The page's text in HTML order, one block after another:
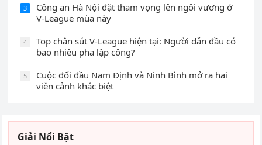
3
Công an Hà Nội đặt tham vọng lên ngôi vương ở
V-League mùa này
4
Top chân sút V-League hiện tại: Người dẫn đầu có
bao nhiêu pha lập công?
5
Cuộc đối đầu Nam Định và Ninh Bình mở ra hai
viễn cảnh khác biệt
Giải Nổi Bật